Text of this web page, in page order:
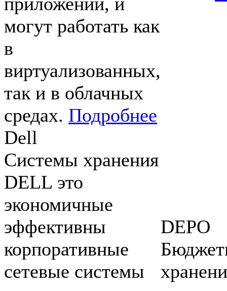
могут работать как
в
виртуализованных,
так и в облачных
средах. Подробнее
Dell
Системы хранения
DELL это
экономичные
эффективны
корпоративные
сетевые системы
DEPO